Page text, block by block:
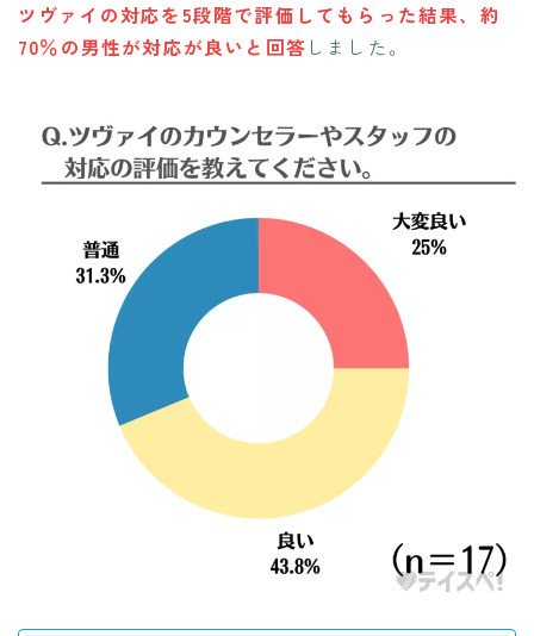
ツヴァイの対応を5段階で評価してもらった結果、約
70％の男性が対応が良いと回答 しました。